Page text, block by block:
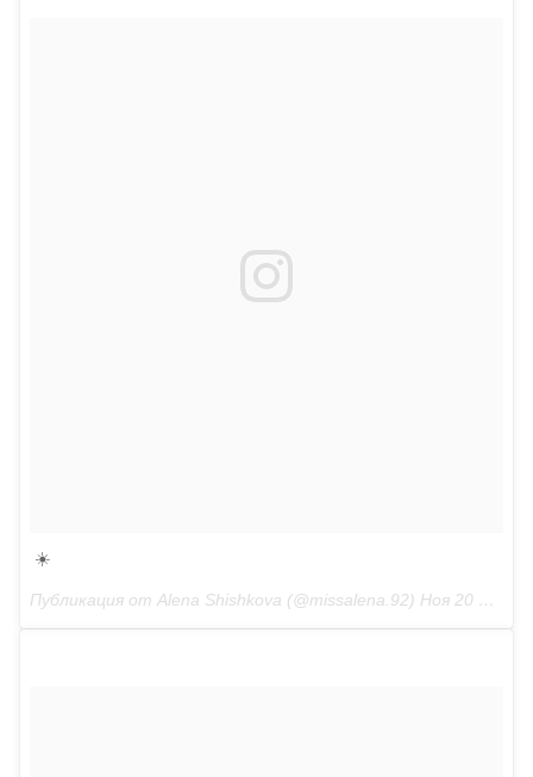
☀️
Публикация от Alena Shishkova (@missalena.92) Ноя 20 2017 в 2:11 PST